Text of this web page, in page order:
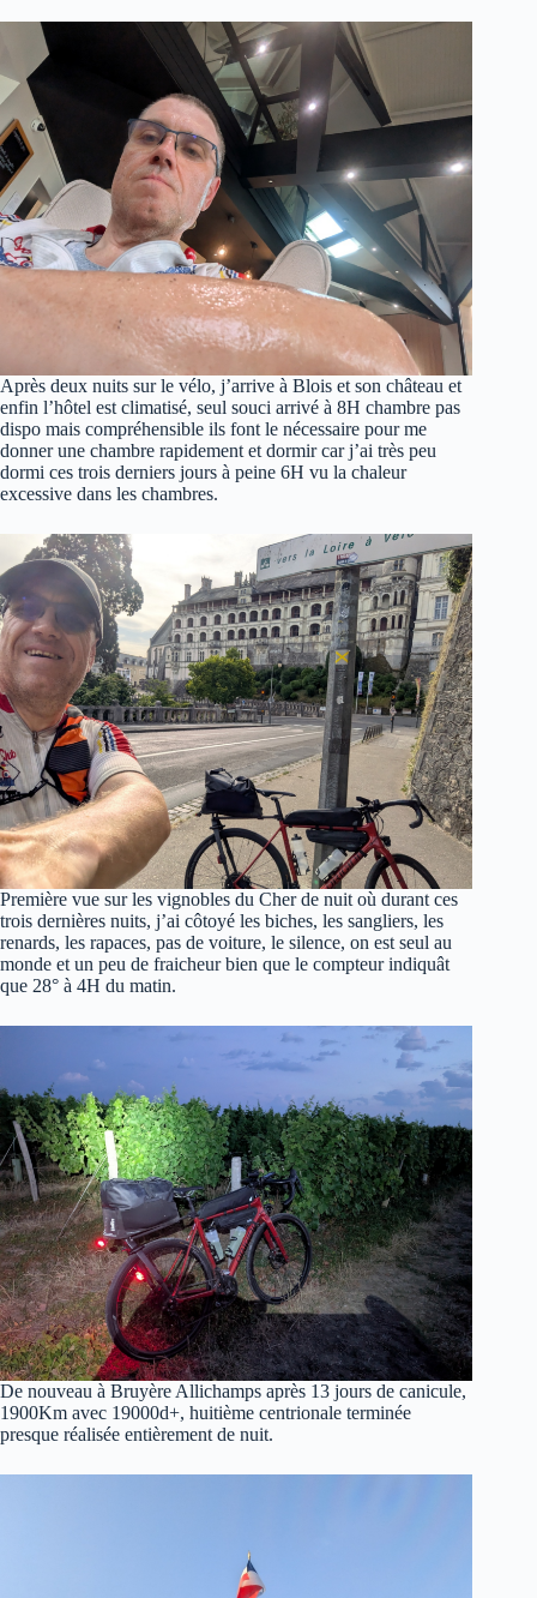
Après deux nuits sur le vélo, j’arrive à Blois et son château et
enfin l’hôtel est climatisé, seul souci arrivé à 8H chambre pas
dispo mais compréhensible ils font le nécessaire pour me
donner une chambre rapidement et dormir car j’ai très peu
dormi ces trois derniers jours à peine 6H vu la chaleur
excessive dans les chambres.
Première vue sur les vignobles du Cher de nuit où durant ces
trois dernières nuits, j’ai côtoyé les biches, les sangliers, les
renards, les rapaces, pas de voiture, le silence, on est seul au
monde et un peu de fraicheur bien que le compteur indiquât
que 28° à 4H du matin.
De nouveau à Bruyère Allichamps après 13 jours de canicule,
1900Km avec 19000d+, huitième centrionale terminée
presque réalisée entièrement de nuit.